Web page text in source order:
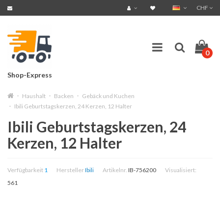
CHF
Shop-Express
0
Haushalt Backen
Gebäck und Kuchen
Ibili Geburtstagskerzen, 24 Kerzen, 12 Halter
Ibili Geburtstagskerzen, 24
Kerzen, 12 Halter
Verfügbarkeit 1 HerstellerIbili Artikelnr. IB-756200
Visualisiert:
561